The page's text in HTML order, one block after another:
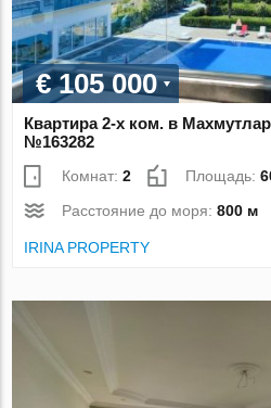
€ 105 000
Квартира 2-х ком. в
№163282
Комнат:2 Площадь:
Расстояние до моря:800 м
IRINA PROPERTY